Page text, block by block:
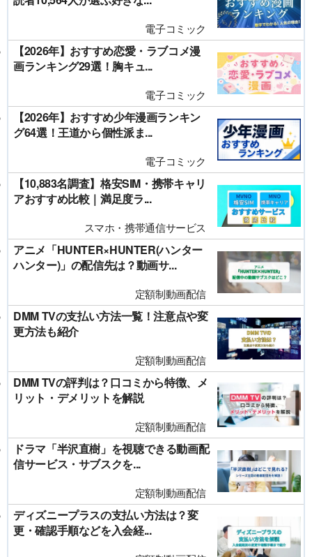
電子コミック
【2026年】おすすめ恋愛・ラブコメ漫
画ランキング29選！胸キュ...
電子コミック
【2026年】おすすめ少年漫画ランキン
グ64選！王道から個性派ま...
電子コミック
【10,883名調査】格安SIM・携帯キャリ
アおすすめ比較｜満足度ラ...
スマホ・携帯通信サービス
アニメ「HUNTER×HUNTER(ハンター
ハンター)」の配信先は？動画サ...
定額制動画配信
DMM TVの支払い方法一覧！注意点や変
更方法も紹介
定額制動画配信
DMM TVの評判は？口コミから特徴、メ
リット・デメリットを解説
定額制動画配信
ドラマ「半沢直樹」を視聴できる動画配
信サービス・サブスクを...
定額制動画配信
ディズニープラスの支払い方法は？変
更・確認手順などを入会経...